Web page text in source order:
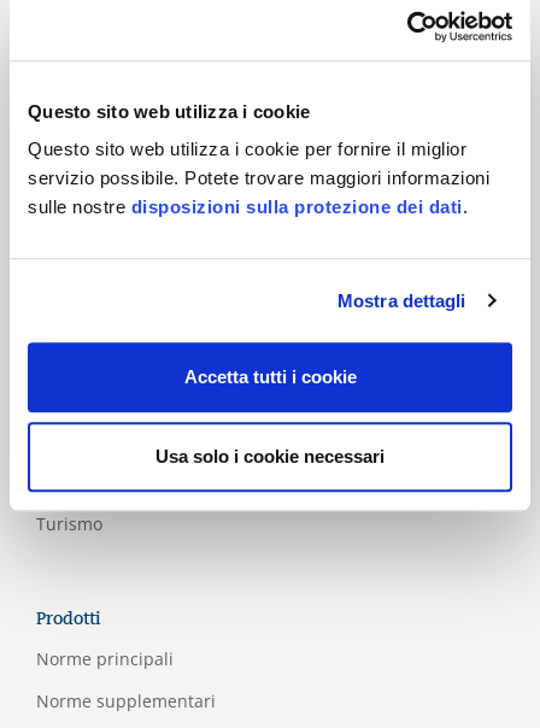
Questo sito web utilizza i cookie
Questo sito web utilizza i cookie per fornire il miglior
servizio possibile. Potete trovare maggiori informazioni
sulle nostre disposizioni sulla protezione dei dati.
Mostra dettagli
Accetta tutti i cookie
Usa solo i cookie necessari
Industria
Industria della
carta e del legno
Medicale
Salute e
Trasporto
Turismo
Prodotti
Norme principali
Norme supplementari